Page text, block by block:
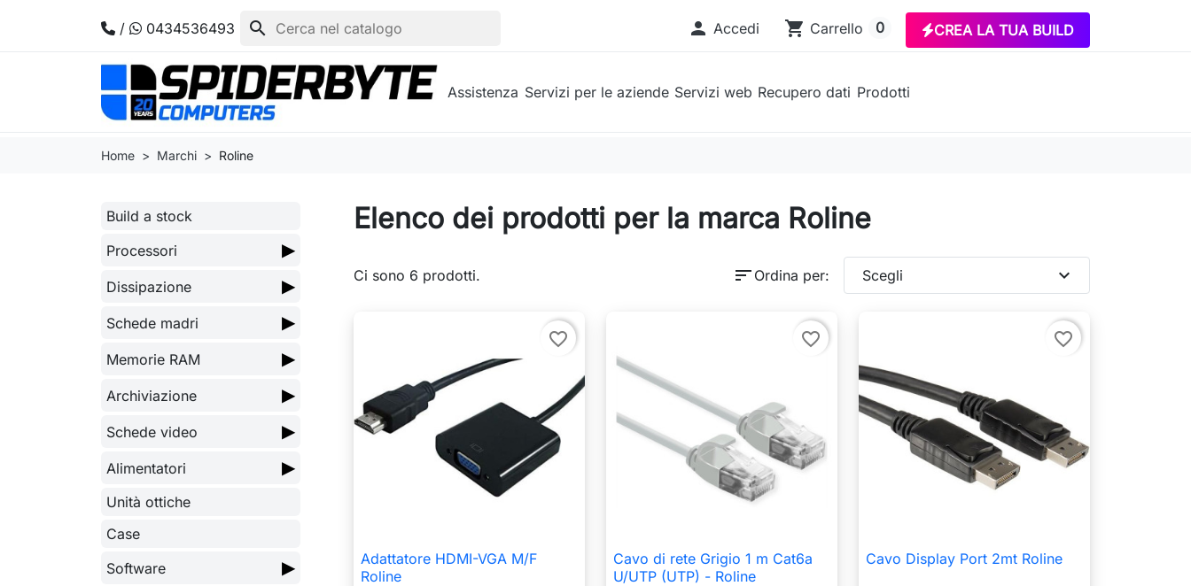
/ 0434536493 search  Accedi shopping_cart Carrello 0 CREA LA TUA BUILD
Assistenza Servizi per le aziende Servizi web Recupero dati Prodotti
Home Marchi Roline
Build a stock
Processori
▶
Dissipazione ▶
Schede madri ▶
Memorie RAM ▶
Archiviazione ▶
Schede video ▶
Alimentatori ▶
Unità ottiche
Case
Software
▶
Elenco dei prodotti per la marca Roline
Ci sono 6 prodotti. sort Ordina per: Scegli expand_more
favorite_border
 Anteprima
Adattatore HDMI-VGA M/F
Roline
favorite_border
 Anteprima
Cavo di rete Grigio 1 m Cat6a
U/UTP (UTP) - Roline
favorite_border
 Anteprima
Cavo Display Port 2mt Roline